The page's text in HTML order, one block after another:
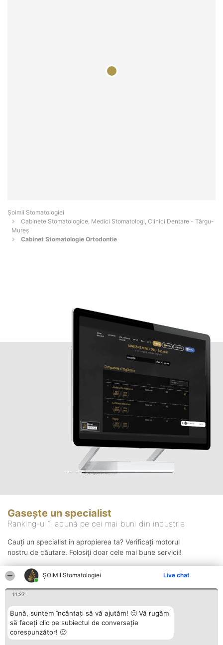
ȘOIMII Stomatologiei Live chat
11:27
Bună, suntem încântați să vă ajutăm! 🙂 Vă rugăm
să faceți clic pe subiectul de conversație
corespunzător! 🙂
Șoimii Stomatologiei
Cabinete Stomatologice, Medici Stomatologi, Clinici Dentare - Târgu-
Mureş
Cabinet Stomatologie Ortodontie
Gasește un specialist
Ranking-ul îi adună pe cei mai buni din industrie
Cauți un specialist in apropierea ta? Verificați motorul
nostru de căutare. Folosiți doar cele mai bune servicii!